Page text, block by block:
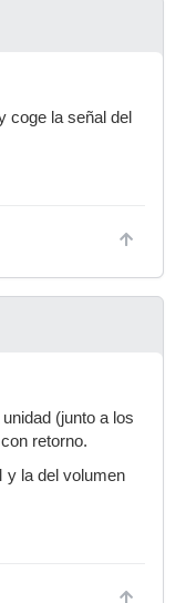
coge la señal del
(junto a los
retorno.
y la del volumen